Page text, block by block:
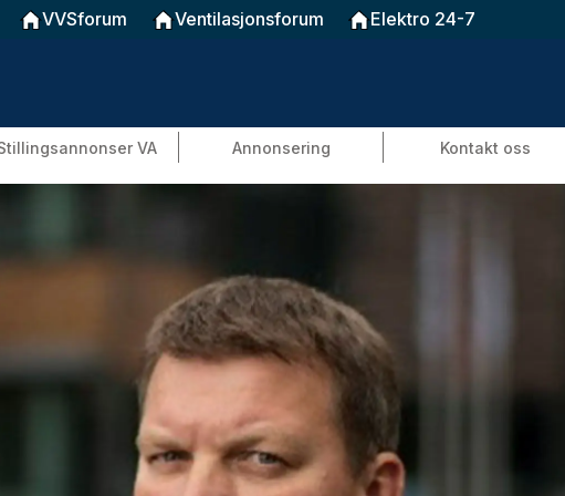
VVSforum Ventilasjonsforum Elektro 24-7
VA Annonsering Kontakt oss